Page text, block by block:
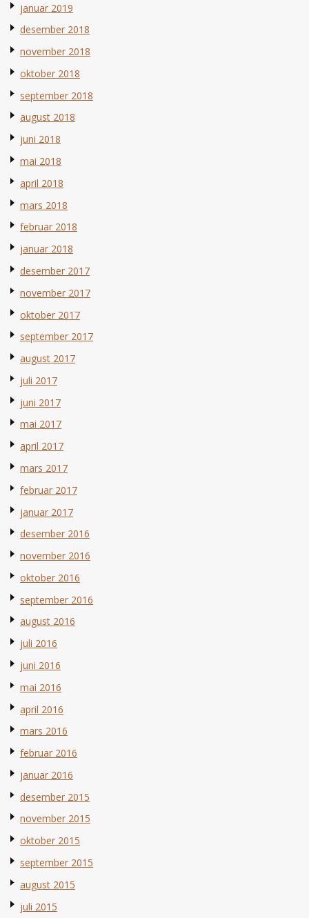
januar 2019
desember 2018
november 2018
oktober 2018
september 2018
august 2018
juni 2018
mai 2018
april 2018
mars 2018
februar 2018
januar 2018
desember 2017
november 2017
oktober 2017
september 2017
august 2017
juli 2017
juni 2017
mai 2017
april 2017
mars 2017
februar 2017
januar 2017
desember 2016
november 2016
oktober 2016
september 2016
august 2016
juli 2016
juni 2016
mai 2016
april 2016
mars 2016
februar 2016
januar 2016
desember 2015
november 2015
oktober 2015
september 2015
august 2015
juli 2015